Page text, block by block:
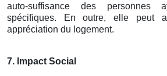
auto-suffisance des personnes
spécifiques. En outre, elle peut
appréciation du logement.
7. Impact Social